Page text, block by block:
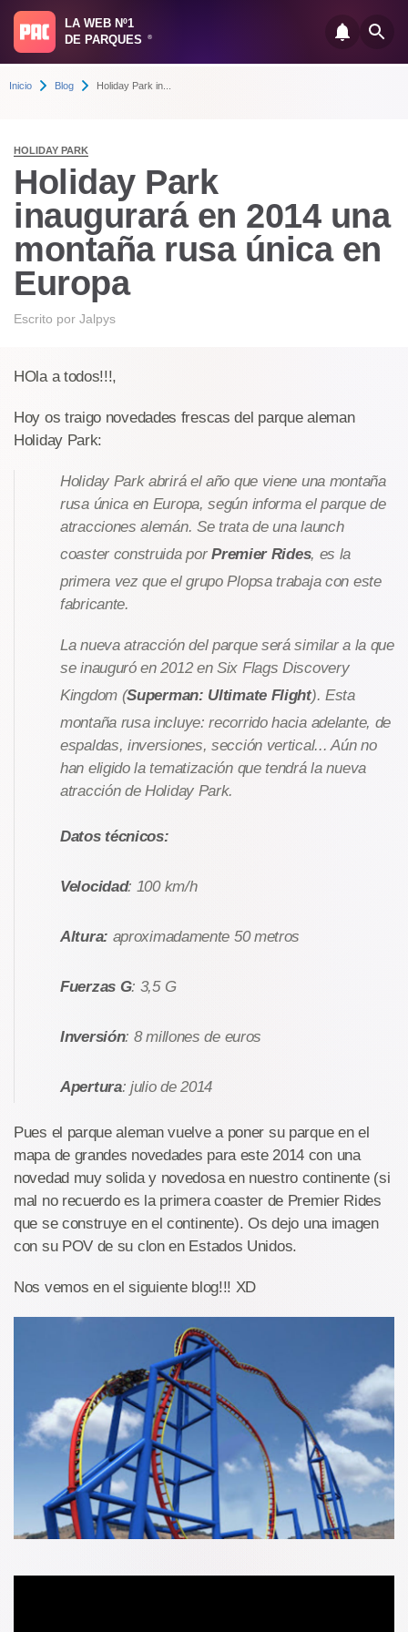
LA WEB Nº1
DE PARQUES
®
Inicio Blog Holiday Park in...
HOLIDAY PARK
Holiday Park
inaugurará en 2014 una
montaña rusa única en
Europa
Escrito por Jalpys
HOla a todos!!!,
Hoy os traigo novedades frescas del parque aleman
Holiday Park:
Holiday Park abrirá el año que viene una montaña
rusa única en Europa, según informa el parque de
atracciones alemán. Se trata de una launch
coaster construida porPremier Rides, es la
primera vez que el grupo Plopsa trabaja con este
fabricante.
La nueva atracción del parque será similar a la que
se inauguró en 2012 en Six Flags Discovery
Kingdom (Superman: Ultimate Flight). Esta
montaña rusa incluye: recorrido hacia adelante, de
espaldas, inversiones, sección vertical... Aún no
han eligido la tematización que tendrá la nueva
atracción de Holiday Park.
Datos técnicos:
Velocidad: 100 km/h
Altura: aproximadamente 50 metros
Fuerzas G: 3,5 G
Inversión: 8 millones de euros
Apertura: julio de 2014
Pues el parque aleman vuelve a poner su parque en el
mapa de grandes novedades para este 2014 con una
novedad muy solida y novedosa en nuestro continente (si
mal no recuerdo es la primera coaster de Premier Rides
que se construye en el continente). Os dejo una imagen
con su POV de su clon en Estados Unidos.
Nos vemos en el siguiente blog!!! XD